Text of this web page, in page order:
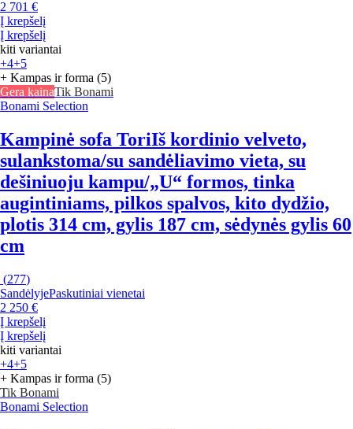
2 701 €
Į krepšelį
Į krepšelį
kiti variantai
+4+5
+ Kampas ir forma (5)
Gera kainaTik Bonami
Bonami Selection
Kampinė sofa ToriIš kordinio velveto,
sulankstoma/su sandėliavimo vieta, su
dešiniuoju kampu/„U“ formos, tinka
augintiniams, pilkos spalvos, kito dydžio,
plotis 314 cm, gylis 187 cm, sėdynės gylis 60
cm
(277)
SandėlyjePaskutiniai vienetai
2 250 €
Į krepšelį
Į krepšelį
kiti variantai
+4+5
+ Kampas ir forma (5)
Tik Bonami
Bonami Selection